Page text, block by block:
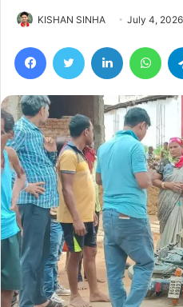
KISHAN SINHA July 4, 2026